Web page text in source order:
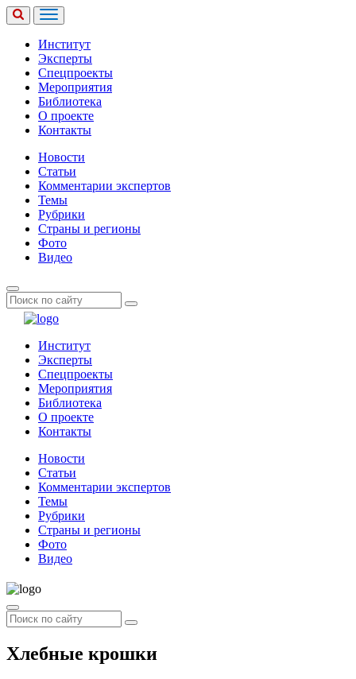
Институт
Эксперты
Спецпроекты
Мероприятия
Библиотека
О проекте
Контакты
Новости
Статьи
Комментарии экспертов
Темы
Рубрики
Страны и регионы
Фото
Видео
Институт
Эксперты
Спецпроекты
Мероприятия
Библиотека
О проекте
Контакты
Новости
Статьи
Комментарии экспертов
Темы
Рубрики
Страны и регионы
Фото
Видео
Хлебные крошки